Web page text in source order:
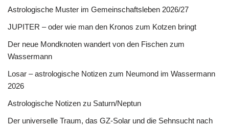
Astrologische Muster im Gemeinschaftsleben 2026/27
JUPITER – oder wie man den Kronos zum Kotzen bringt
Der neue Mondknoten wandert von den Fischen zum
Wassermann
Losar – astrologische Notizen zum Neumond im Wassermann
2026
Astrologische Notizen zu Saturn/Neptun
Der universelle Traum, das GZ-Solar und die Sehnsucht nach